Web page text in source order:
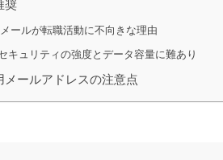
奨
ールが転職活動に不向きな理由
キュリティの強度とデータ容量に難あり
メールアドレスの注意点